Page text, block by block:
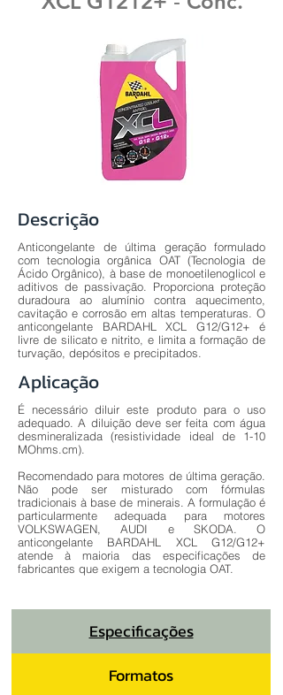
Descrição
Anticongelante de última geração formulado
com tecnologia orgânica OAT (Tecnologia de
Ácido Orgânico), à base de monoetilenoglicol e
aditivos de passivação. Proporciona proteção
duradoura ao alumínio contra aquecimento,
cavitação e corrosão em altas temperaturas. O
anticongelante BARDAHL XCL G12/G12+ é
livre de silicato e nitrito, e limita a formação de
turvação, depósitos e precipitados.
Aplicação
É necessário diluir este produto para o uso
adequado. A diluição deve ser feita com água
desmineralizada (resistividade ideal de 1-10
MOhms.cm).
Recomendado para motores de última geração.
Não pode ser misturado com fórmulas
tradicionais à base de minerais. A formulação é
particularmente adequada para motores
VOLKSWAGEN, AUDI e SKODA. O
anticongelante BARDAHL XCL G12/G12+
atende à maioria das especificações de
fabricantes que exigem a tecnologia OAT.
Especificações
Formatos